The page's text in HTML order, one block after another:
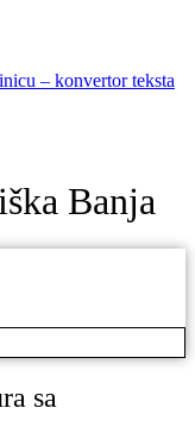
– konvertor teksta
Banja
sa